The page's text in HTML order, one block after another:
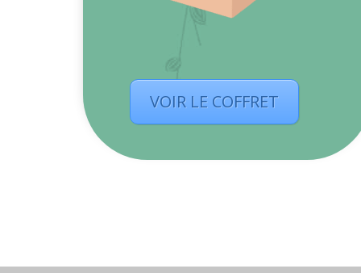
VOIR LE COFFRET